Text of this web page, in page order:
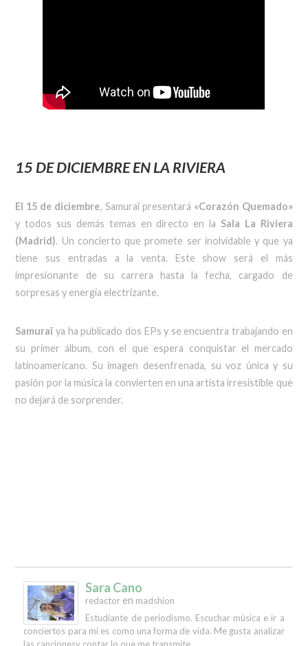
15 DE DICIEMBRE EN LA RIVIERA
El 15 de diciembre, Samuraï presentará «Corazón Quemado»
y todos sus demás temas en directo en la Sala La Riviera
(Madrid). Un concierto que promete ser inolvidable y que ya
tiene sus entradas a la venta. Este show será el más
impresionante de su carrera hasta la fecha, cargado de
sorpresas y energía electrizante.
Samuraï ya ha publicado dos EPs y se encuentra trabajando en
su primer álbum, con el que espera conquistar el mercado
latinoamericano. Su imagen desenfrenada, su voz única y su
pasión por la música la convierten en una artista irresistible que
no dejará de sorprender.
Sara Cano
redactor en madshion
Estudiante de periodismo. Escuchar música e ir a
conciertos para mi es como una forma de vida. Me gusta analizar
las cancionesy contar lo que me transmite.